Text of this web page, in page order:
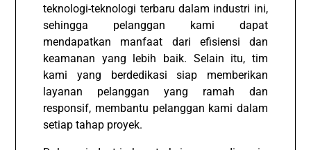
teknologi-teknologi terbaru dalam industri ini,
sehingga pelanggan kami dapat
mendapatkan manfaat dari efisiensi dan
keamanan yang lebih baik. Selain itu, tim
kami yang berdedikasi siap memberikan
layanan pelanggan yang ramah dan
responsif, membantu pelanggan kami dalam
setiap tahap proyek.